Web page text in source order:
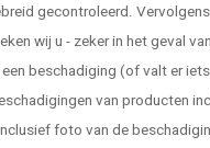
gecontroleerd.
wij u - zeker in het geval
beschadiging (of valt er
van producten
foto van de